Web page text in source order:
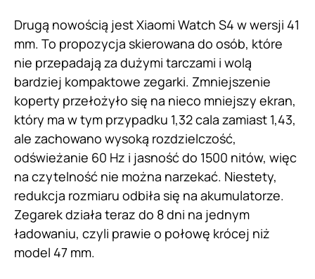
Drugą nowością jest Xiaomi Watch S4 w wersji 41
mm. To propozycja skierowana do osób, które
nie przepadają za dużymi tarczami i wolą
bardziej kompaktowe zegarki. Zmniejszenie
koperty przełożyło się na nieco mniejszy ekran,
który ma w tym przypadku 1,32 cala zamiast 1,43,
ale zachowano wysoką rozdzielczość,
odświeżanie 60 Hz i jasność do 1500 nitów, więc
na czytelność nie można narzekać. Niestety,
redukcja rozmiaru odbiła się na akumulatorze.
Zegarek działa teraz do 8 dni na jednym
ładowaniu, czyli prawie o połowę krócej niż
model 47 mm.